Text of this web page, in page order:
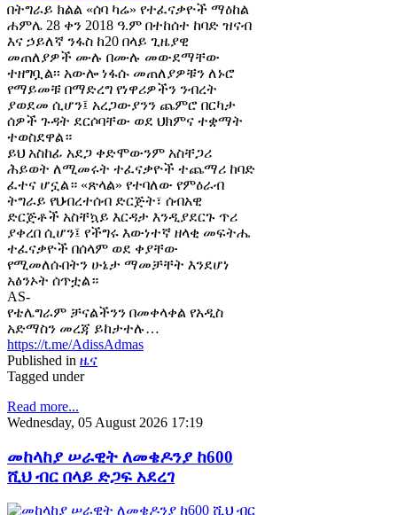
በትግራይ ክልል «ሰባ ካሬ» የተፈናቃዮች ማዕከል
ሐምሌ 28 ቀን 2018 ዓ.ም በተከሰተ ከባድ ዝናብ
እና ኃይለኛ ንፋስ ከ20 በላይ ጊዜያዊ
መጠለያዎች ሙሉ በሙሉ መውደማቸው
ተዘግቧል፡፡ አውሎ ነፋሱ መጠለያዎቹን ለኑሮ
የማይመቹ በማድረግ የነዋሪዎችን ንብረት
ያወደመ ሲሆን፤ አረጋውያንን ጨምሮ በርካታ
ሰዎች ጉዳት ደርሶባቸው ወደ ህክምና ተቋማት
ተወስደዋል።
ይህ አስከፊ አደጋ ቀድሞውንም አስቸጋሪ
ሕይወት ለሚመሩት ተፈናቃዮች ተጨማሪ ከባድ
ፈተና ሆኗል። «ጽላል» የተባለው የምዕራብ
ትግራይ የህብረተሰብ ድርጅት፣ ሰብአዊ
ድርጅቶች አስቸኳይ እርዳታ እንዲያደርጉ ጥሪ
ያቀረበ ሲሆን፤ የችግሩ እውነተኛ ዘላቂ መፍትሔ
ተፈናቃዮች በሰላም ወደ ቀያቸው
የሚመለሱበትን ሁኔታ ማመቻቸት እንደሆነ
አፅንኦት ሰጥቷል።
AS-
የቴሌግራም ቻናልችንን በመቀላቀል የአዲስ
አድማስን መረጃ ይከታተሉ…
https://t.me/AdissAdmas
Published in ዜና
Tagged under
Read more...
Wednesday, 05 August 2026 17:19
መከላከያ ሠራዊት ለመቄዶንያ ከ600
ሺህ ብር በላይ ድጋፍ አደረገ